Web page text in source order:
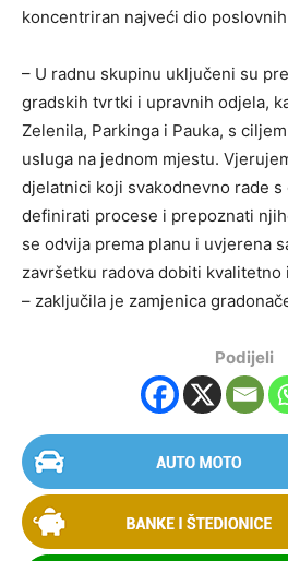
koncentriran najveći dio
– U radnu skupinu uključeni su
gradskih tvrtki i upravnih odjela,
Zelenila, Parkinga i Pauka, s
usluga na jednom mjestu.
djelatnici koji svakodnevno rade s
definirati procese i prepoznati
se odvija prema planu i uvjerena
završetku radova dobiti
– zaključila je zamjenica
Podijeli